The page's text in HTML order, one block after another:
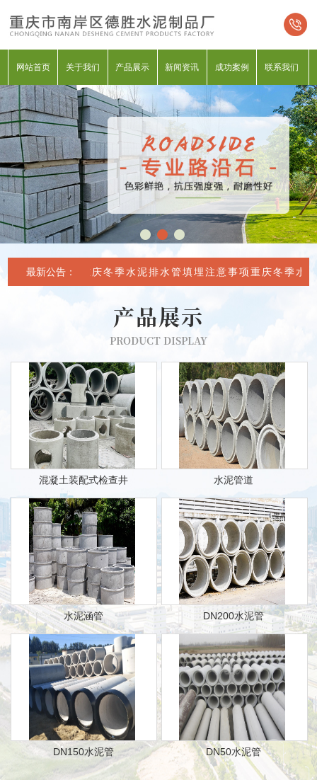
网站首页 关于我们 产品展示 新闻资讯 成功案例 联系我们
最新公告：重庆冬季水泥排水管填埋注意事项重庆冬季水泥
产品展示
PRODUCT DISPLAY
混凝土装配式检查井 水泥管道
水泥涵管 DN200水泥管
DN150水泥管 DN50水泥管